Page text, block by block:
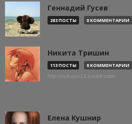
Геннадий Гусев
283 ПОСТЫ 0 КОММЕНТАРИИ
Никита Тришин
113 ПОСТЫ 0 КОММЕНТАРИИ
http://evil-eye13.tumblr.com
Елена Кушнир